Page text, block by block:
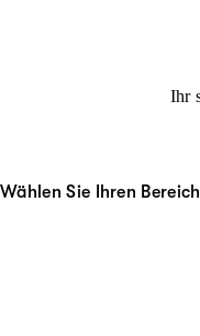
Ihr
Wählen Sie Ihren Bereich